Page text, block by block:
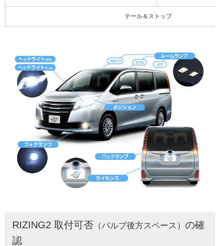
テール＆ストップ
RIZING2 取付可否 （バルブ後方スペース） の確
認